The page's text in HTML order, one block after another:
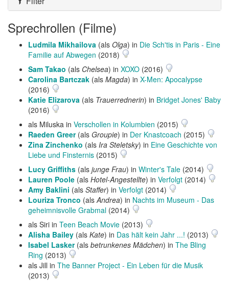
Sprechrollen (Filme)
Ludmila Mikhailova (als Olga) in Die Sch'tis in Paris - Eine
Familie auf Abwegen (2018)
Sam Takao (als Chelsea) in XOXO (2016)
Carolina Bartczak (als Magda) in X-Men: Apocalypse
(2016)
Katie Elizarova (als Trauerrednerin) in Bridget Jones' Baby
(2016)
als Miluska in Verschollen in Kolumbien (2015)
Raeden Greer(als Groupie) in Der Knastcoach (2015)
Zina Zinchenko (als Ira Steletsky) in Eine Geschichte von
Liebe und Finsternis (2015)
Lucy Griffiths (als junge Frau) in Winter's Tale (2014)
Lauren Poole (als Hotel-Angestellte) in Verfolgt (2014)
Amy Baklini (als Staffer) in Verfolgt (2014)
Louriza Tronco (alsAndrea) in Nachts im Museum - Das
geheimnisvolle Grabmal (2014)
als Siri in Teen Beach Movie (2013)
Alisha Bailey (als Kate) in Das hält kein Jahr ...! (2013)
Isabel Lasker(als betrunkenes Mädchen) in The Bling
Ring (2013)
als Jill in The Banner Project - Ein Leben für die Musik
(2013)